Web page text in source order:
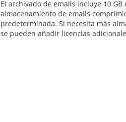
El archivado de emails incluye 10 GB
almacenamiento de emails
predeterminada. Si necesita más
se pueden añadir licencias